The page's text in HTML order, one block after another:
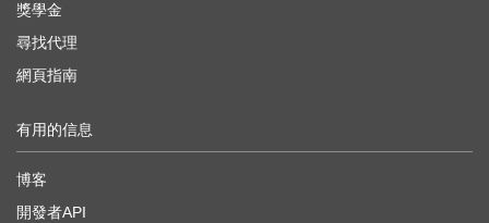
獎學金
尋找代理
網頁指南
有用的信息
博客
開發者API